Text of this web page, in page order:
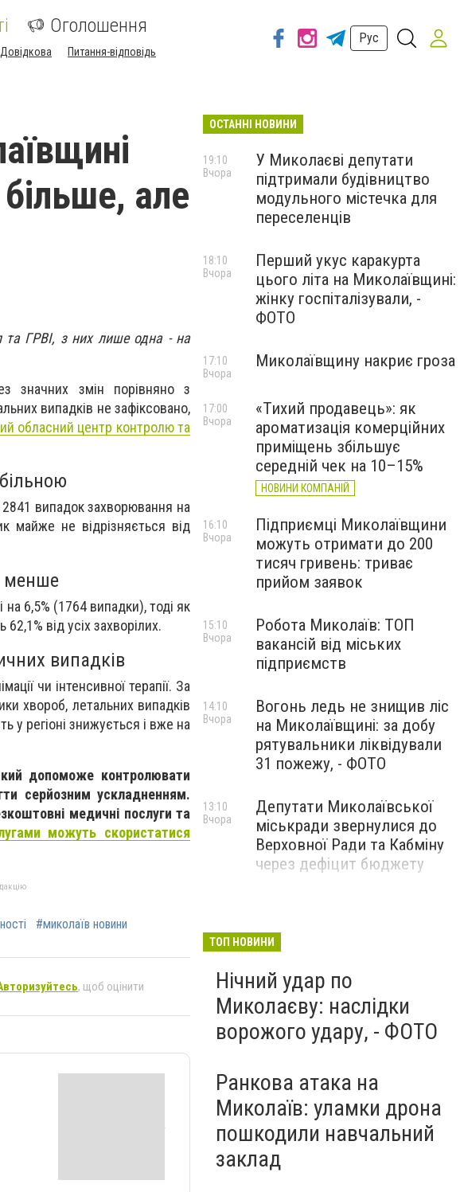
Оголошення
Довідкова Питання-відповідь
Рус
але
та ГРВІ, з них лише одна - на
значних змін порівняно з
випадків не зафіксовано,
обласний центр контролю та
2841 випадок захворювання на
майже не відрізняється від
менше
6,5% (1764 випадки), тоді як
від усіх захворілих.
випадків
чи інтенсивної терапії. За
хвороб, летальних випадків
у регіоні знижується і вже на
допоможе контролювати
серйозним ускладненням.
медичні послуги та
можуть скористатися
#миколаїв новини
, щоб оцінити
ОСТАННІ НОВИНИ
У Миколаєві депутати
підтримали будівництво
модульного містечка для
переселенців
19:10
Вчора
Перший укус каракурта
цього літа на Миколаївщині:
жінку госпіталізували, -
ФОТО
18:10
Вчора
Миколаївщину накриє гроза
17:10
Вчора
«Тихий продавець»: як
ароматизація комерційних
приміщень збільшує
середній чек на 10–15%
НОВИНИ КОМПАНІЙ
17:00
Вчора
Підприємці Миколаївщини
можуть отримати до 200
тисяч гривень: триває
прийом заявок
16:10
Вчора
Робота Миколаїв: ТОП
вакансій від міських
підприємств
15:10
Вчора
Вогонь ледь не знищив ліс
на Миколаївщині: за добу
рятувальники ліквідували
31 пожежу, - ФОТО
14:10
Вчора
Депутати Миколаївської
міськради звернулися до
Верховної Ради та Кабміну
через дефіцит бюджету
13:10
Вчора
ТОП НОВИНИ
Нічний удар по
Миколаєву: наслідки
ворожого удару, - ФОТО
Ранкова атака на
Миколаїв: уламки дрона
пошкодили навчальний
заклад